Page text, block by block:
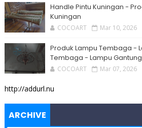
Handle Pintu Kuningan -
Kuningan
COCOART Mar 10, 2026
Produk Lampu Tembaga -
Tembaga - Lampu
COCOART Mar 07, 2026
http://addurl.nu
ARCHIVE